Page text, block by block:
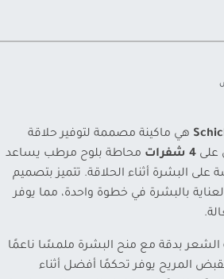
هي ماكينة مصممة لتوفير حلاقة
على 4 شفرات
محاطة بلوح مرطب يساعد
على البشرة أثناء الحلاقة. تتميز بتصميم
بالبشرة في خطوة واحدة، مما يوفر
الشعر بدقة مع منح البشرة ملمسًا ناعمًا
المريح يوفر تحكمًا أفضل أثناء